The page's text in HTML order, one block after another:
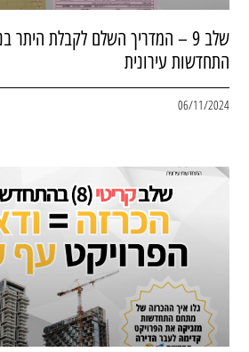
שלב 9 – המדריך השלם לקבלת היתר
התחדשות עירונית
06/11/2024